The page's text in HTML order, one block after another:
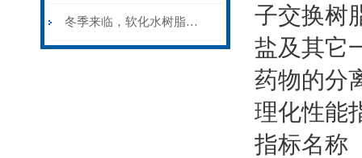
冬季来临，软化水树脂的防冻措施是很有必要的
子交换树
盐及其它
药物的分
理化性能
指标名称